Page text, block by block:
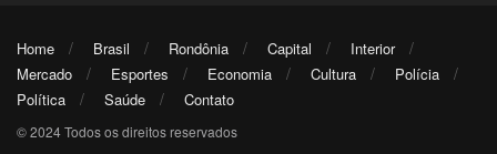
Home Brasil Rondônia Capital
Interior
Mercado
Esportes Economia Cultura
Polícia
Política
Saúde Contato
© 2024 Todos os direitos reservados